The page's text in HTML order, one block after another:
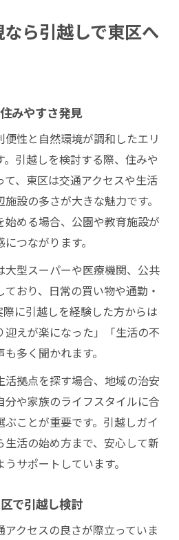
ら引越しで東区へ
みやすさ発見
性と自然環境が調和したエリ
引越しを検討する際、住みや
、東区は交通アクセスや生活
設の多さが大きな魅力です。
める場合、公園や教育施設が
つながります。
大型スーパーや医療機関、公共
おり、日常の買い物や通勤・
に引越しを経験した方からは
迎えが楽になった」「生活の不
多く聞かれます。
拠点を探す場合、地域の治安
や家族のライフスタイルに合
ことが重要です。引越しガイ
生活の始め方まで、安心して新
サポートしています。
で引越し検討
クセスの良さが際立っていま